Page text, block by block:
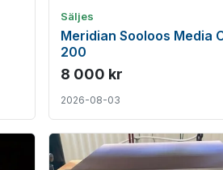
Säljes
Meridian Sooloos Media
200
8 000 kr
2026-08-03